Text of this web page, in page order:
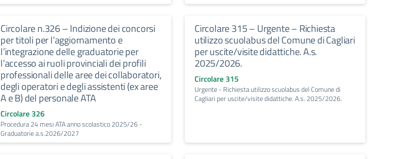
Circolare n.326 – Indizione dei concorsi
per titoli per l’aggiornamento e
l’integrazione delle graduatorie per
l’accesso ai ruoli provinciali dei profili
professionali delle aree dei collaboratori,
degli operatori e degli assistenti (ex aree
A e B) del personale ATA
Circolare 326
Procedura 24 mesi ATA anno scolastico 2025/26 -
Graduatorie a.s.2026/2027
Circolare 315 – Urgente – Richiesta
utilizzo scuolabus del Comune di Cagliari
per uscite/visite didattiche. A.s.
2025/2026.
Circolare 315
Urgente - Richiesta utilizzo scuolabus del Comune di
Cagliari per uscite/visite didattiche. A.s. 2025/2026.